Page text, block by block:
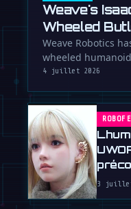
Weave's
Wheeled
Your Life
Weave Robotics
wheeled
like laundry and
4 juillet 2026
3 juillet